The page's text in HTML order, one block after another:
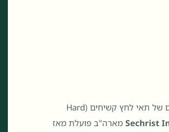
בתחום הרפואי קיימים מספר יצרנים מובילים של תאי לחץ קשיחים (Hard
Sechrist מארה"ב פועלת מאז